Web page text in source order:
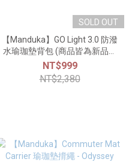
SOLD OUT
【Manduka】GO Light 3.0 防潑
水瑜珈墊背包 (商品皆為新品，
惟可能有染色風險，購買視同
同意並接受)
NT$999
NT$2,380